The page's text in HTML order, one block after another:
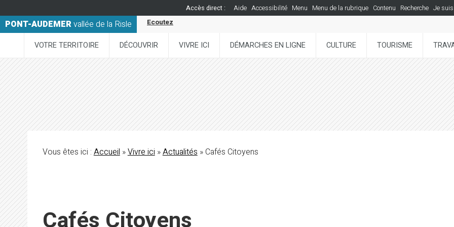
Accès direct : Aide Accessibilité Menu Menu de la rubrique Contenu Recherche Je suis
PONT-AUDEMERvallée de la Risle Ecoutez
VOTRE TERRITOIRE DÉCOUVRIR VIVRE ICI DÉMARCHES EN LIGNE CULTURE TOURISME
Vous êtes ici :Accueil»Vivre ici»Actualités» Cafés Citoyens